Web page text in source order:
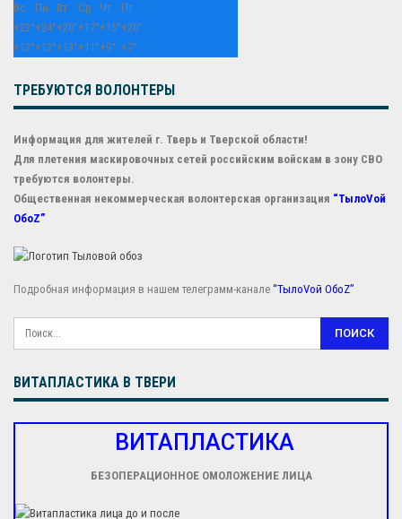
Вс
Пн Вт Ср Чт
Пт
+22°+24°+20°+17°+15°+20°
+12°+12°+13°+11°+9° +7°
ТРЕБУЮТСЯ ВОЛОНТЕРЫ
Информация для жителей г. Тверь и Тверской области!
Для плетения маскировочных сетей российским войскам в зону СВО
требуются волонтеры.
Общественная некоммерческая волонтерская организация “ТылоVой
ОбоZ”
Подробная информация в нашем телеграмм-канале “ТылоVой ОбоZ”
ВИТАПЛАСТИКА В ТВЕРИ
ВИТАПЛАСТИКА
БЕЗОПЕРАЦИОННОЕ ОМОЛОЖЕНИЕ ЛИЦА